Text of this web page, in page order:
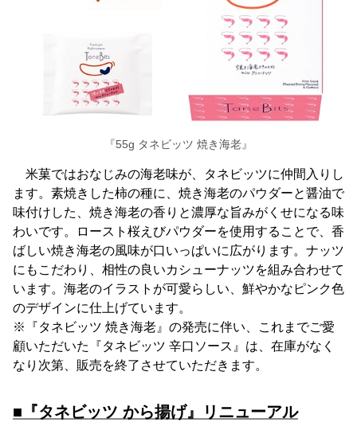
『55g タネビッツ 焼き海老』
米菓ではおなじみの海老味が、タネビッツに仲間入りし
ます。素焼きした柿の種に、焼き海老のパウダーと醤油で
味付けした、焼き海老の香りと濃厚な旨みがくせになる味
わいです。ロースト桜えびパウダーを使用することで、香
ばしい焼き海老の風味が口いっぱいに広がります。ナッツ
にもこだわり、相性の良いカシューナッツを組み合わせて
います。海老のイラストが可愛らしい、鮮やかなピンク色
のデザインに仕上げています。
※『タネビッツ 焼き海老』の発売に伴い、これまでご愛
顧いただいた『タネビッツ 辛口ソース』は、在庫がなく
なり次第、販売を終了させていただきます。
■『タネビッツ から揚げ』リニューアル